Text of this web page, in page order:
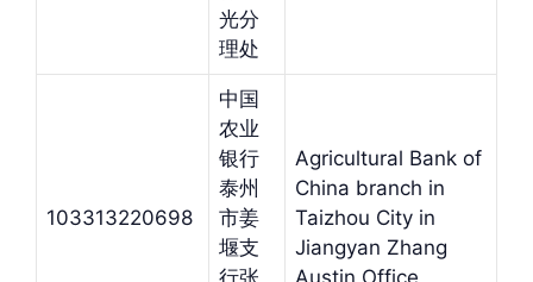
光分
理处
103313220698
中国
农业
银行
泰州
市姜
堰支
行张
Agricultural Bank of
China branch in
Taizhou City in
Jiangyan Zhang
Austin Office